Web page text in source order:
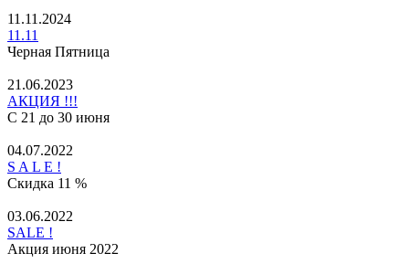
11.11.2024
11.11
Черная Пятница
21.06.2023
АКЦИЯ !!!
С 21 до 30 июня
04.07.2022
S A L E !
Скидка 11 %
03.06.2022
SALE !
Акция июня 2022